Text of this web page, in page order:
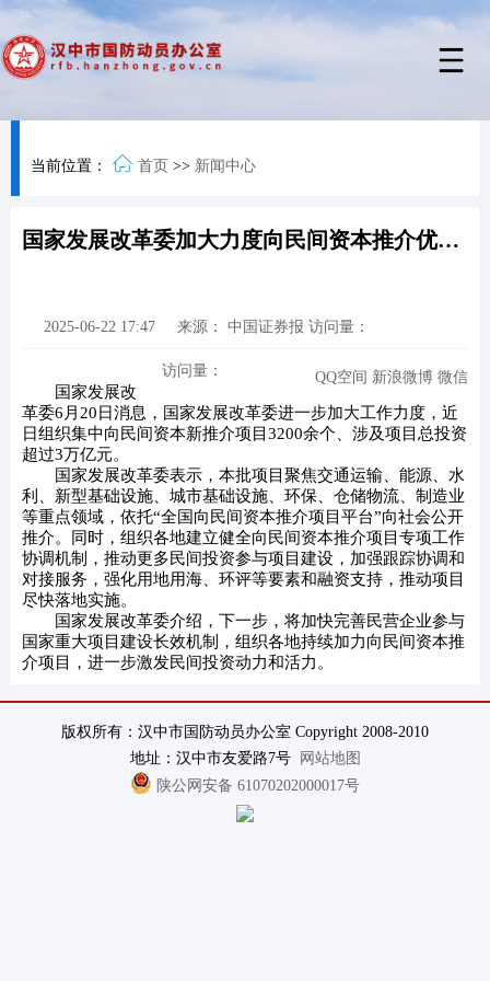
当前位置： 首页 >> 新闻中心
国家发展改革委加大力度向民间资本推介优质项目
2025-06-22 17:47 来源： 中国证券报 访问量：
访问量： QQ空间 新浪微博 微信
国家发展改
革委6月20日消息，国家发展改革委进一步加大工作力度，近
日组织集中向民间资本新推介项目3200余个、涉及项目总投资
超过3万亿元。
国家发展改革委表示，本批项目聚焦交通运输、能源、水
利、新型基础设施、城市基础设施、环保、仓储物流、制造业
等重点领域，依托“全国向民间资本推介项目平台”向社会公开
推介。同时，组织各地建立健全向民间资本推介项目专项工作
协调机制，推动更多民间投资参与项目建设，加强跟踪协调和
对接服务，强化用地用海、环评等要素和融资支持，推动项目
尽快落地实施。
国家发展改革委介绍，下一步，将加快完善民营企业参与
国家重大项目建设长效机制，组织各地持续加力向民间资本推
介项目，进一步激发民间投资动力和活力。
版权所有：汉中市国防动员办公室 Copyright 2008-2010
地址：汉中市友爱路7号
网站地图
陕公网安备 61070202000017号